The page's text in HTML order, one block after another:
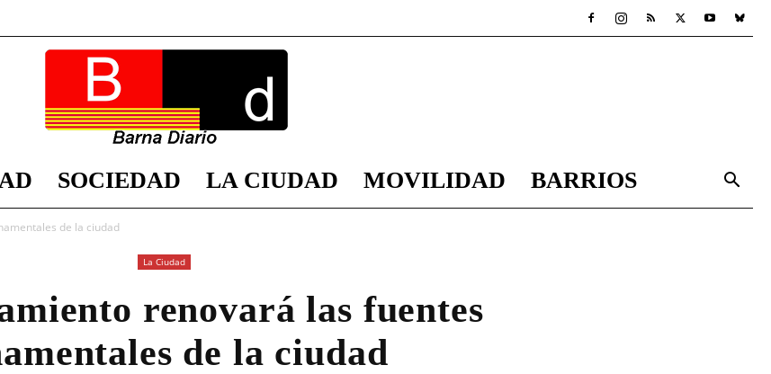
Diario
SOCIEDAD LA CIUDAD MOVILIDAD BARRIOS
de la ciudad
La Ciudad
renovará las fuentes
de la ciudad